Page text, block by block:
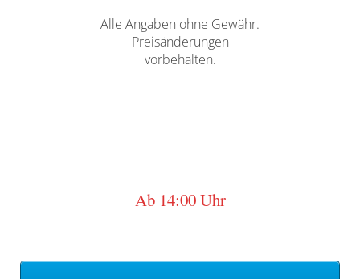
Alle Angaben ohne Gewähr.
Preisänderungen
vorbehalten.
Ab 14:00 Uhr